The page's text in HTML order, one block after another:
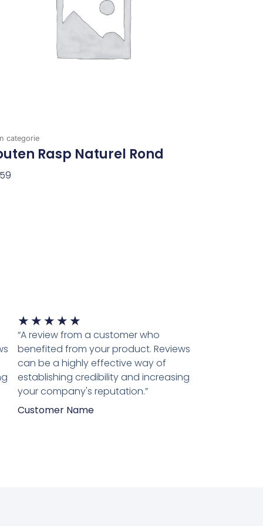
categorie
Rasp Naturel Rond
★ ★ ★ ★ ★
5
van
5
“A review from a customer who
benefited from your product. Reviews
can be a highly effective way of
establishing credibility and increasing
your company's reputation.”
Customer Name